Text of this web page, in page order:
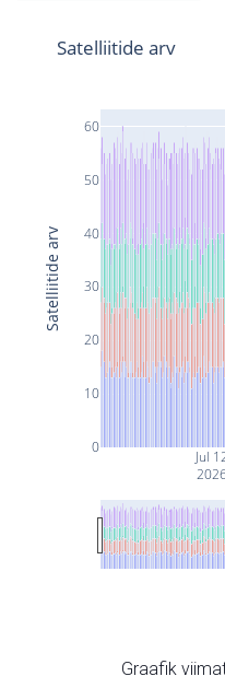
Jul
0
10
20
30
40
50
60
Satelliitide arv
Satelliitide arv
Graafik